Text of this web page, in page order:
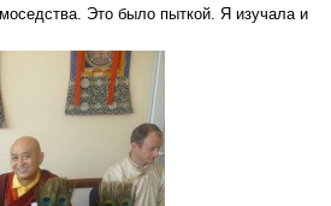
Это было пыткой. Я изучала и